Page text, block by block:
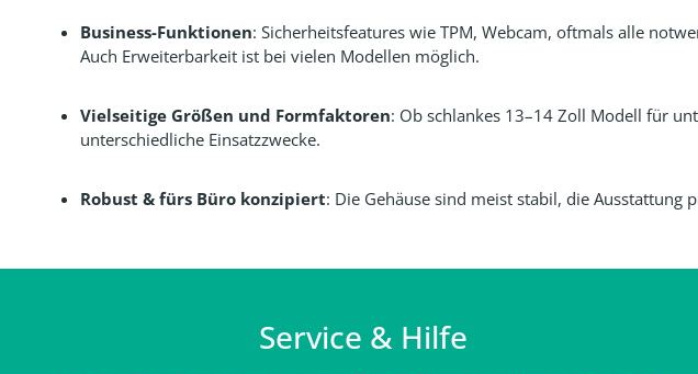
Business-Funktionen: Sicherheitsfeatures wie TPM, Webcam, oftmals alle
Auch Erweiterbarkeit ist bei vielen Modellen möglich.
Vielseitige Größen und Formfaktoren: Ob schlankes 13–14 Zoll Modell für
unterschiedliche Einsatzzwecke.
Robust & fürs Büro konzipiert: Die Gehäuse sind meist stabil, die Ausstattung
Service & Hilfe